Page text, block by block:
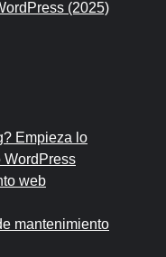
(2025)
Empieza lo
WordPress
web
mantenimiento